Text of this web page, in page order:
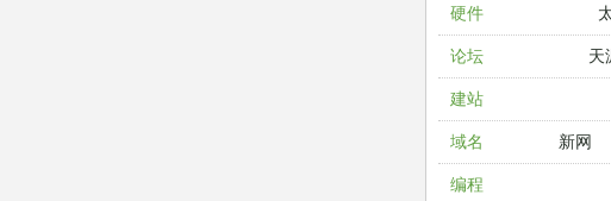
硬件
论坛 天
建站
域名 新网
编程